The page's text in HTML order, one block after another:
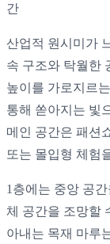
간
산업적 원시미가
속 구조와 탁월한
높이를 가로지르
통해 쏟아지는 빛
메인 공간은 패션
또는 몰입형 체험
1층에는 중앙 공
체 공간을 조망할
아내는 목재 마루